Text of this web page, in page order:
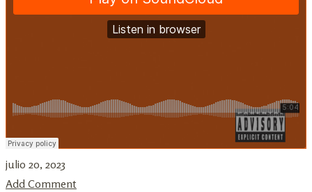
julio 20, 2023
Add Comment